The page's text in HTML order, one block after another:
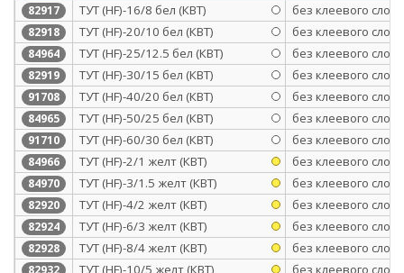
82917 ТУТ (HF)-16/8 бел (КВТ) без клеевого слоя
82918 ТУТ (HF)-20/10 бел (КВТ) без клеевого слоя
84964 ТУТ (HF)-25/12.5 бел (КВТ) без клеевого слоя
82919 ТУТ (HF)-30/15 бел (КВТ) без клеевого слоя
91708 ТУТ (HF)-40/20 бел (КВТ) без клеевого слоя
84965 ТУТ (HF)-50/25 бел (КВТ) без клеевого слоя
91710 ТУТ (HF)-60/30 бел (КВТ) без клеевого слоя
84966 ТУТ (HF)-2/1 желт (КВТ) без клеевого слоя
84970 ТУТ (HF)-3/1.5 желт (КВТ) без клеевого слоя
82920 ТУТ (HF)-4/2 желт (КВТ) без клеевого слоя
82924 ТУТ (HF)-6/3 желт (КВТ) без клеевого слоя
82928 ТУТ (HF)-8/4 желт (КВТ) без клеевого слоя
ТУТ (HF)-10/5 желт (КВТ) без клеевого слоя